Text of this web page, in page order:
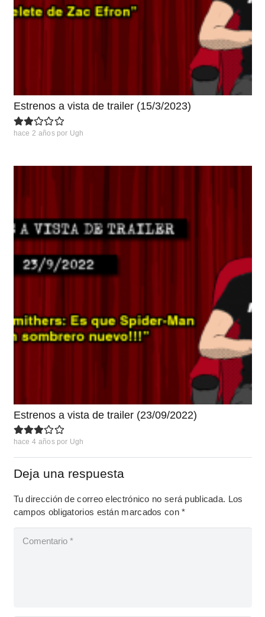
Estrenos a vista de trailer (15/3/2023)
hace 2 años por Ugh
Estrenos a vista de trailer (23/09/2022)
hace 4 años por Ugh
Deja una respuesta
Tu dirección de correo electrónico no será publicada. Los
campos obligatorios están marcados con*